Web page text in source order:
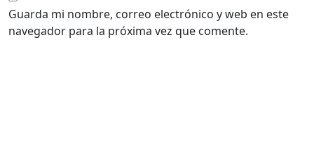
Guarda mi nombre, correo electrónico y web en este
navegador para la próxima vez que comente.